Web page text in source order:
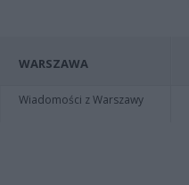
WARSZAWA
Wiadomości z Warszawy